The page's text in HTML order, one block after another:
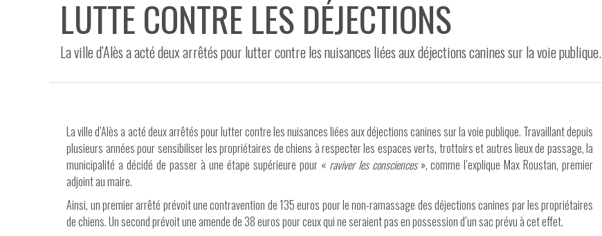
LUTTE CONTRE LES DÉJECTIONS
La ville d’Alès a acté deux arrêtés pour lutter contre les nuisances liées aux déjections canines sur la voie publique.
La ville d’Alès a acté deux arrêtés pour lutter contre les nuisances liées aux déjections canines sur la voie publique. Travaillant depuis
plusieurs années pour sensibiliser les propriétaires de chiens à respecter les espaces verts, trottoirs et autres lieux de passage, la
municipalité a décidé de passer à une étape supérieure pour « raviver les consciences», comme l’explique Max Roustan, premier
adjoint au maire.
Ainsi, un premier arrêté prévoit une contravention de 135 euros pour le non-ramassage des déjections canines par les propriétaires
de chiens. Un second prévoit une amende de 38 euros pour ceux qui ne seraient pas en possession d’un sac prévu à cet effet.